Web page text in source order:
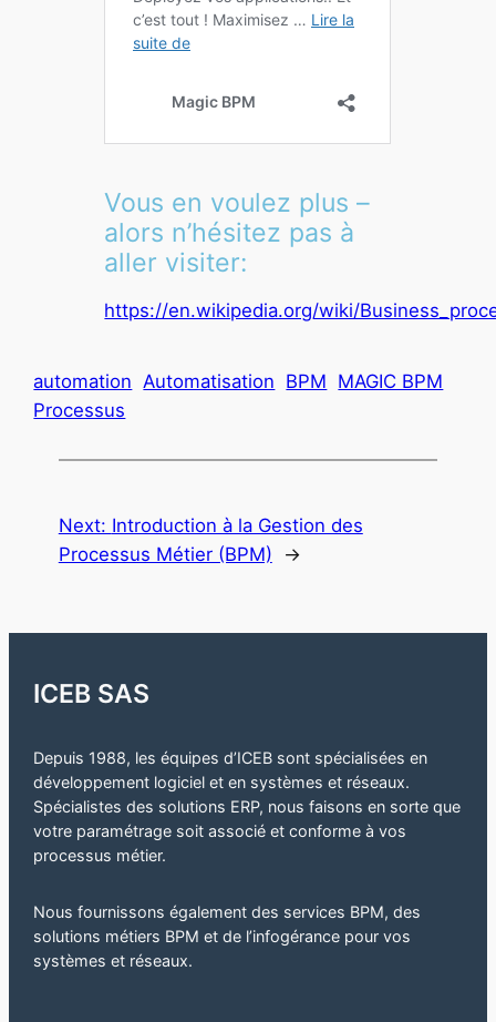
Vous en voulez plus –
alors n’hésitez pas à
aller visiter:
https://en.wikipedia.org/wiki/
automation Automatisation BPM MAGIC BPM
Processus
Next: Introduction à la Gestion des
Processus Métier (BPM)
→
ICEB SAS
Depuis 1988, les équipes d’ICEB sont spécialisées en
développement logiciel et en systèmes et réseaux.
Spécialistes des solutions ERP, nous faisons en sorte que
votre paramétrage soit associé et conforme à vos
processus métier.
Nous fournissons également des services BPM, des
solutions métiers BPM et de l’infogérance pour vos
systèmes et réseaux.